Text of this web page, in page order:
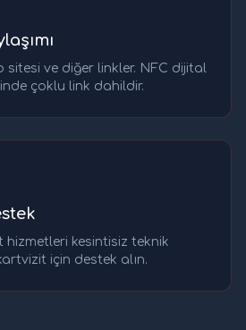
sitesi ve diğer linkler. NFC dijital
çoklu link dahildir.
hizmetleri kesintisiz teknik
için destek alın.